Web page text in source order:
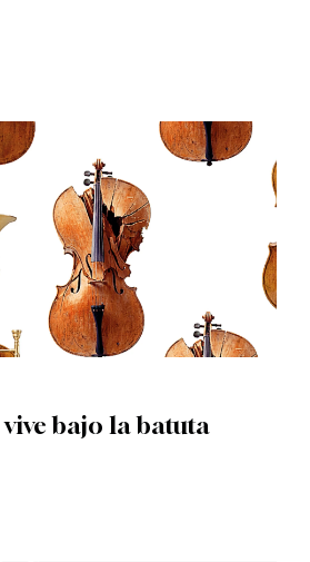
bajo la batuta